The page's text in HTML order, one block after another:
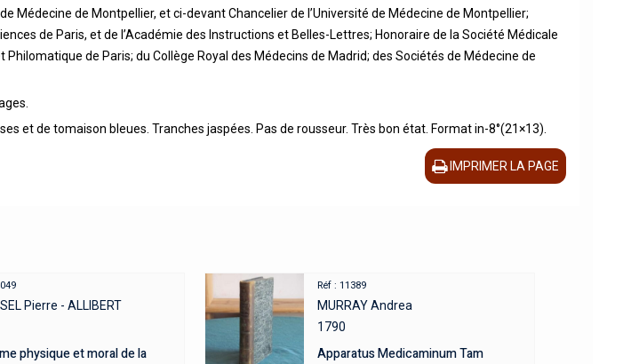
Médecine de Montpellier, et ci-devant Chancelier de l’Université de Médecine de Montpellier;
de Paris, et de l’Académie des Instructions et Belles-Lettres; Honoraire de la Société Médicale
de Paris; du Collège Royal des Médecins de Madrid; des Sociétés de Médecine de
et de tomaison bleues. Tranches jaspées. Pas de rousseur. Très bon état. Format in-8°(21×13).
IMPRIMER LA PAGE
Pierre - ALLIBERT
physique et moral de la
Réf : 11389
MURRAY Andrea
1790
Apparatus Medicaminum Tam